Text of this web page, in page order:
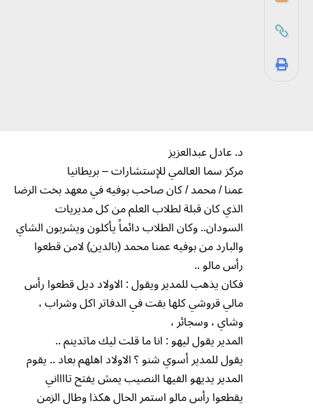
د. عادل عبدالعزيز
مركز سما العالمي للإستشارات – بريطانيا
عمنا / محمد / كان صاحب بوفيه في معهد بخت الرضا
الذي كان قبلة لطلاب العلم من كل مديريات
السودان.. وكان الطلاب دائماً يأكلون ويشربون الشاي
والبارد من بوفيه عمنا محمد (بالدين) لامن قطعوا
رأس مالو ..
فكان يذهب للمدير ويقول : الاولاد ديل قطعوا رأس
مالي قروشي كلها بقت في الدفاتر اكل وشراب ،
وشاي ، وسجائر ،
المدير يقول ليهو : انا ما قلت ليك ماتدينم ..
يقول للمدير أسوي شنو ؟ الاولاد اهلهم بعاد .. يقوم
المدير يديهو الفيها النصيب يمش يفتح تااااني
يقطعوا رأس مالو استمر الحال هكذا وطال الزمن